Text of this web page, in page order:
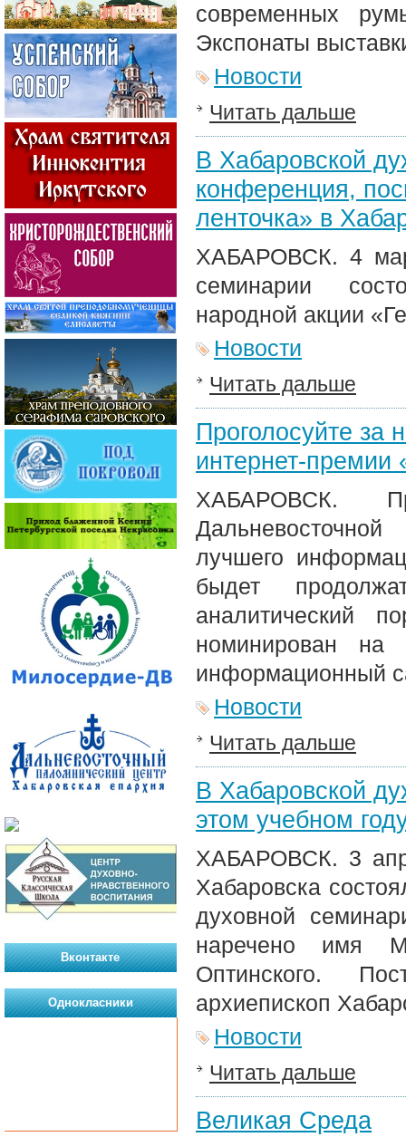
современных
Экспонаты
Новости
Читать дальше
В Хабаровской
конференция,
ленточка» в
ХАБАРОВСК. 4
семинарии
народной акции
Новости
Читать дальше
Проголосуйте за
интернет-премии
ХАБАРОВСК.
лучшего
быдет
аналитический
номинирован на
информационный
Новости
Читать дальше
В Хабаровской
этом учебном
ХАБАРОВСК. 3
Хабаровска
духовной
наречено имя
Оптинского.
архиепископ
Новости
Читать дальше
Великая Среда
Вконтакте
Однокласники